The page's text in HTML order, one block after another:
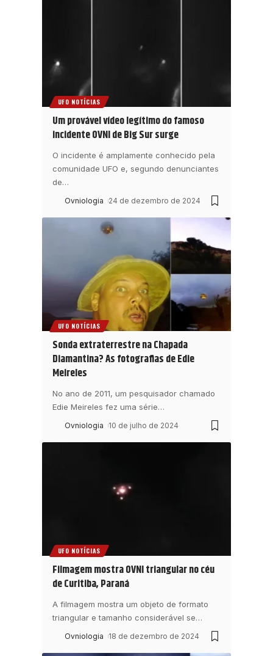
UFO NOTÍCIAS
Um provável vídeo legítimo do famoso
incidente OVNI de Big Sur surge
O incidente é amplamente conhecido pela
comunidade UFO e, segundo denunciantes
de…
Ovniologia 24 de dezembro de 2024
UFO NOTÍCIAS
Sonda extraterrestre na Chapada
Diamantina? As fotografias de Edie
Meireles
No ano de 2011, um pesquisador chamado
Edie Meireles fez uma série…
Ovniologia 10 de julho de 2024
UFO NOTÍCIAS
Filmagem mostra OVNI triangular no céu
de Curitiba, Paraná
A filmagem mostra um objeto de formato
triangular e tamanho considerável se…
Ovniologia 18 de dezembro de 2024